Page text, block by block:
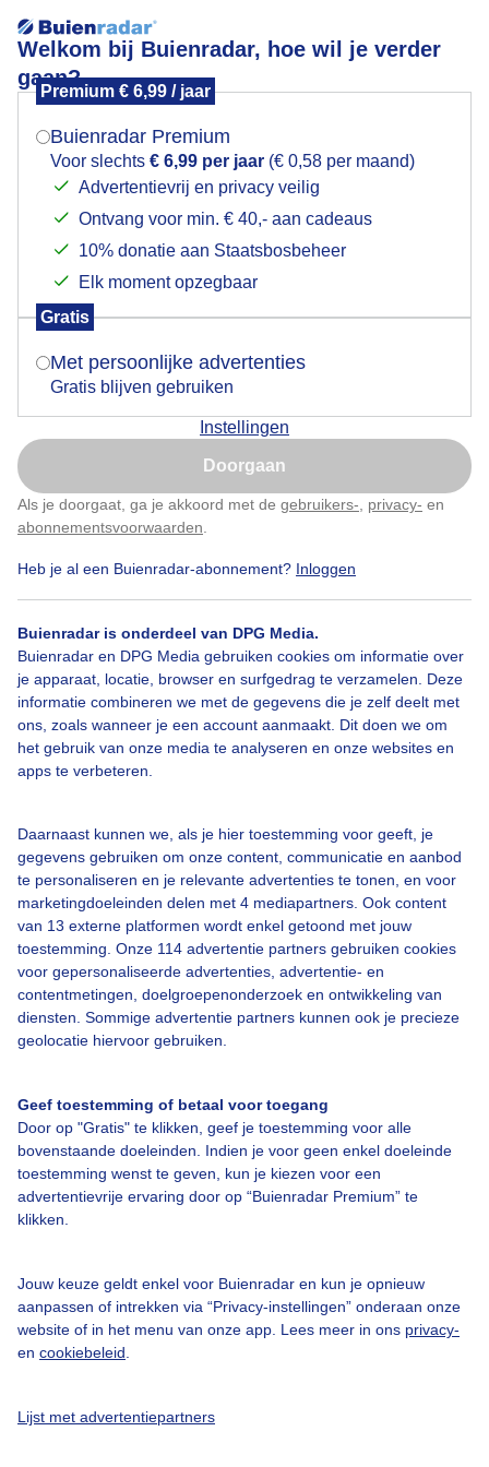
Welkom bij Buienradar, hoe wil je verder
gaan?
Premium € 6,99 / jaar
Buienradar Premium
Voor slechts € 6,99 per jaar (€ 0,58 per maand)
Advertentievrij en privacy veilig
Ontvang voor min. € 40,- aan cadeaus
10% donatie aan Staatsbosbeheer
Elk moment opzegbaar
Gratis
Met persoonlijke advertenties
Gratis blijven gebruiken
Instellingen
Doorgaan
Als je doorgaat, ga je akkoord met de gebruikers- privacy- en
abonnementsvoorwaarden
Heb je al een Buienradar-abonnement? Inloggen
Buienradar is onderdeel van DPG Media.
Buienradar en DPG Media gebruiken cookies om informatie over
je apparaat, locatie, browser en surfgedrag te verzamelen. Deze
informatie combineren we met de gegevens die je zelf deelt met
ons, zoals wanneer je een account aanmaakt. Dit doen we om
het gebruik van onze media te analyseren en onze websites en
apps te verbeteren.
Daarnaast kunnen we, als je hier toestemming voor geeft, je
gegevens gebruiken om onze content, communicatie en aanbod
te personaliseren en je relevante advertenties te tonen, en voor
marketingdoeleinden delen met 4 mediapartners. Ook content
van 13 externe platformen wordt enkel getoond met jouw
toestemming. Onze 114 advertentie partners gebruiken cookies
voor gepersonaliseerde advertenties, advertentie- en
contentmetingen, doelgroepenonderzoek en ontwikkeling van
diensten. Sommige advertentie partners kunnen ook je precieze
geolocatie hiervoor gebruiken.
Geef toestemming of betaal voor toegang
Door op "Gratis" te klikken, geef je toestemming voor alle
bovenstaande doeleinden. Indien je voor geen enkel doeleinde
toestemming wenst te geven, kun je kiezen voor een
advertentievrije ervaring door op “Buienradar Premium” te
klikken.
Jouw keuze geldt enkel voor Buienradar en kun je opnieuw
aanpassen of intrekken via “Privacy-instellingen” onderaan onze
website of in het menu van onze app. Lees meer in ons privacy-
en cookiebeleid
Lijst met advertentiepartners
ik ging vanochtend de mist in, maar het was zo
MOOI.......... bij Krommeniedijk
Een moment geduld aub...
Over Buienradar
Bedrijfsgegevens
Veelgestelde vragen
Toegankelijkheid
Adverteren
Buienradar Team
Privacy beleid
Gratis weerdata
@BuienradarNL
Mogen we je locatie gebruiken voor het
Indien je hier nog geen akkoord op hebt gegeven,
verschijnt er zo een pop-up uit je browser waarin
Is goed, toon de popup
Nu niet, misschien later
Klik hierom dit aan te passen